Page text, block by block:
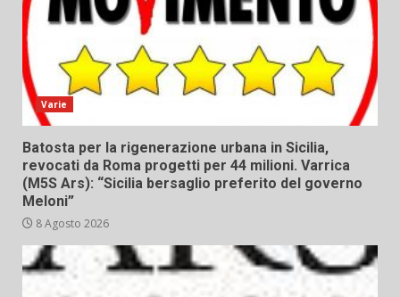
Varie
Batosta per la rigenerazione urbana in Sicilia,
revocati da Roma progetti per 44 milioni. Varrica
(M5S Ars): “Sicilia bersaglio preferito del governo
Meloni”
8 Agosto 2026